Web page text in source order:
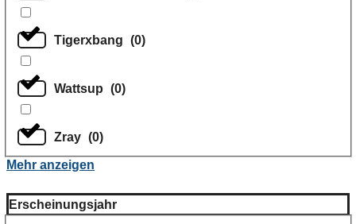
Tigerxbang (0)
Wattsup (0)
Zray (0)
Mehr anzeigen
Erscheinungsjahr